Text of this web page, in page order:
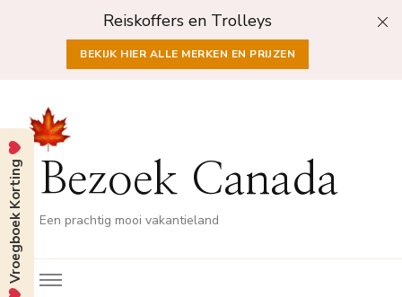
Reiskoffers en Trolleys
BEKIJK HIER ALLE MERKEN EN PRIJZEN
Bezoek Canada
Een prachtig mooi vakantieland
Vroegboek Korting